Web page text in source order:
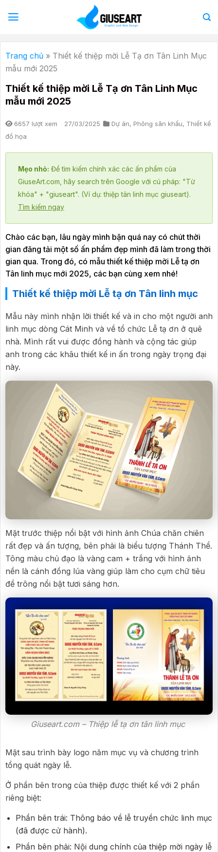
qua
dung
Trang chủ » Thiết kế thiệp mời Lễ Tạ ơn Tân Linh Mục
mẫu mới 2025
Thiết kế thiệp mời Lễ Tạ ơn Tân Linh Mục
mẫu mới 2025
6657 lượt xem 27/03/2025 Dự án, Phông sân khấu, Thiết kế
đồ họa
Mẹo nhỏ: Để tìm kiếm chính xác các ấn phẩm của
GiuseArt.com, hãy search trên Google với cú pháp: "Từ
khóa" + "giuseart". (Ví dụ: thiệp tân linh mục giuseart).
Tìm kiếm ngay
Chào các bạn, lâu ngày mình bận quá nay có chút thời
gian đăng tải một số ấn phẩm đẹp mình đã làm trong thời
gian qua. Trong đó, có mẫu thiết kế thiệp mời Lễ tạ ơn
Tân linh mục mới 2025, các bạn cùng xem nhé!
Thiết kế thiệp mời Lễ tạ ơn Tân linh mục
Mẫu này mình nhận lời thiết kế và in cho một người anh
linh mục dòng Cát Minh và về tổ chức Lễ tạ ơn ở quê
nhà. Mình rất vui được đồng hành và cộng tác giúp
anh trong các khâu thiết kế in ấn trong ngày trọng đại
này.
Mặt trước thiệp nổi bật với hình ảnh Chúa chăn chiên
rất đẹp và ấn tượng, bên phải là biểu tượng Thánh Thể.
Tông màu chủ đạo là vàng cam + trắng với hình ảnh
nền là cánh đồng lúa vàng giúp làm cho cụm chữ tiêu
đề trông nổi bật tươi sáng hơn.
Giuseart.com – Thiệp lễ tạ ơn tân linh mục
Mặt sau trình bày logo năm mục vụ và chương trình
tổng quát ngày lễ.
Ở phần bên trong của thiệp được thiết kế với 2 phần
riêng biệt:
Phần bên trái: Thông báo về lễ truyền chức linh mục
(đã được cử hành).
Phần bên phải: Nội dung chính của thiệp mời ngày lễ